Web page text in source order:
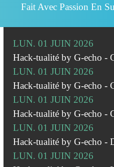
Fait Avec Passion En
LUN. 01 JUIN 2026
Hack-tualité by G-echo -
LUN. 01 JUIN 2026
Hack-tualité by G-echo -
LUN. 01 JUIN 2026
Hack-tualité by G-echo -
LUN. 01 JUIN 2026
Hack-tualité by G-echo -
LUN. 01 JUIN 2026